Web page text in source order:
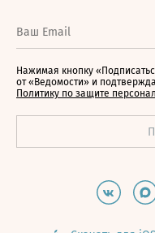
Нажимая кнопку
от «Ведомости» и
Политику по защите